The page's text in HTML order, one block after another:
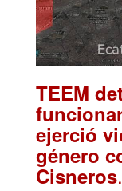
TEEM
ejerció
género
Cisneros